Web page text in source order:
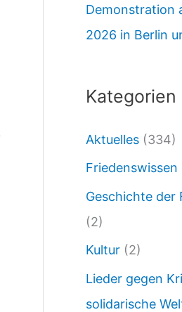
Demonstration
2026 in Berlin
Kategorien
Aktuelles (334)
Friedenswissen
Geschichte der
(2)
Kultur (2)
Lieder gegen
solidarische